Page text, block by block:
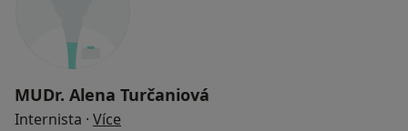
MUDr. Alena Turčaniová
Internista · Více